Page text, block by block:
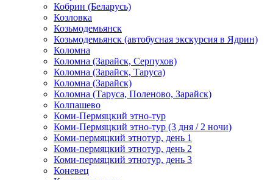
Кобрин (Беларусь)
Козловка
Козьмодемьянск
Козьмодемьянск (автобусная экскурсия в Ядрин)
Коломна
Коломна (Зарайск, Серпухов)
Коломна (Зарайск, Таруса)
Коломна (Зарайск)
Коломна (Таруса, Поленово, Зарайск)
Колпашево
Коми-Пермяцкий этно-тур
Коми-Пермяцкий этно-тур (3 дня / 2 ночи)
Коми-пермяцкий этнотур, день 1
Коми-пермяцкий этнотур, день 2
Коми-пермяцкий этнотур, день 3
Коневец